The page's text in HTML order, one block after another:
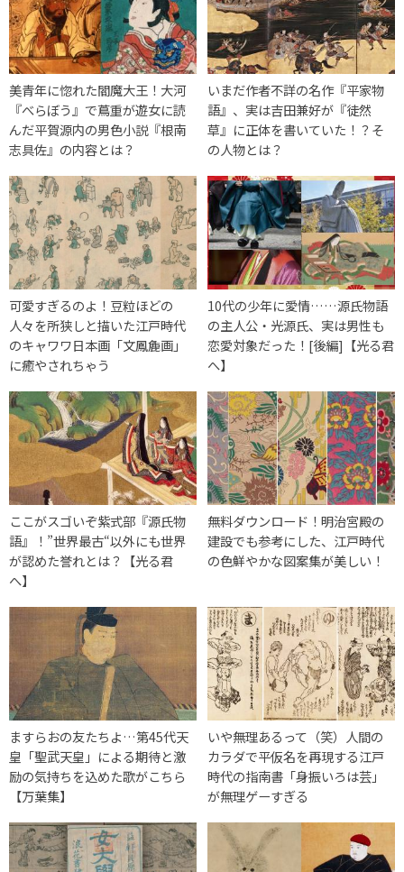
美青年に惚れた閻魔大王！大河
『べらぼう』で蔦重が遊女に読
んだ平賀源内の男色小説『根南
志具佐』の内容とは？
いまだ作者不詳の名作『平家物
語』、実は吉田兼好が『徒然
草』に正体を書いていた！？そ
の人物とは？
可愛すぎるのよ！豆粒ほどの
人々を所狭しと描いた江戸時代
のキャワワ日本画「文鳳麁画」
に癒やされちゃう
10代の少年に愛情……源氏物語
の主人公・光源氏、実は男性も
恋愛対象だった！[後編]【光る君
へ】
ここがスゴいぞ紫式部『源氏物
語』！”世界最古“以外にも世界
が認めた誉れとは？【光る君
へ】
無料ダウンロード！明治宮殿の
建設でも参考にした、江戸時代
の色鮮やかな図案集が美しい！
ますらおの友たちよ…第45代天
皇「聖武天皇」による期待と激
励の気持ちを込めた歌がこちら
【万葉集】
いや無理あるって（笑）人間の
カラダで平仮名を再現する江戸
時代の指南書「身振いろは芸」
が無理ゲーすぎる